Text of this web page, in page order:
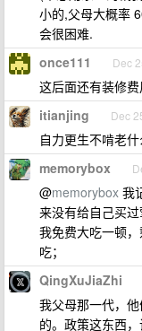
小的,父母大概率
会很困难.
once111 Dec
这后面还有装修
itianjing Dec
自力更生不啃老
memorybox
@memorybox 我
来没有给自己买
我免费大吃一顿
吃；
QingXuJiaZhi
我父母那一代，
的。政策这东西